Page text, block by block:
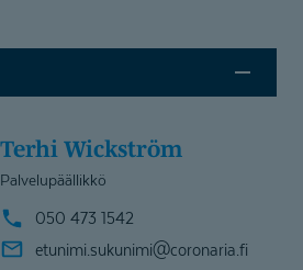
Terhi Wickström
Palvelupäällikkö
050 473 1542
etunimi.sukunimi@coronaria.fi